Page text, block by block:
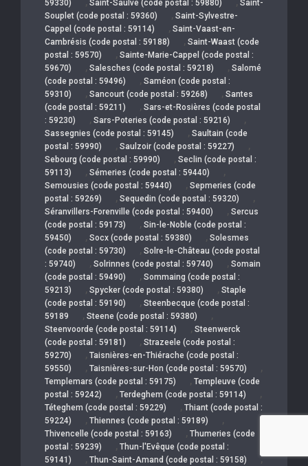
59330)
Saint-Saulve (code postal : 59880)
Saint-
Souplet (code postal : 59360)
, Saint-Sylvestre-
Cappel (code postal : 59114)
, Saint-Vaast-en-
Cambrésis (code postal : 59188)
, Saint-Waast (code
postal : 59570)
, Sainte-Marie-Cappel (code postal :
59670)
, Salesches (code postal : 59218) , Salomé
(code postal : 59496)
, Saméon (code postal :
59310)
, Sancourt (code postal : 59268) , Santes
(code postal : 59211)
, Sars-et-Rosières (code postal
: 59230)
, Sars-Poteries (code postal : 59216) ,
Sassegnies (code postal : 59145) , Saultain (code
postal : 59990)
, Saulzoir (code postal : 59227) ,
Sebourg (code postal : 59990) , Seclin (code postal :
59113)
, Sémeries (code postal : 59440) ,
Semousies (code postal : 59440) , Sepmeries (code
postal : 59269)
, Sequedin (code postal : 59320) ,
Séranvillers-Forenville (code postal : 59400) , Sercus
(code postal : 59173)
, Sin-le-Noble (code postal :
59450)
, Socx (code postal : 59380) , Solesmes
(code postal : 59730)
, Solre-le-Château (code postal
: 59740)
, Solrinnes (code postal : 59740) , Somain
(code postal : 59490)
, Sommaing (code postal :
59213)
, Spycker (code postal : 59380) , Staple
(code postal : 59190)
, Steenbecque (code postal :
59189
, Steene (code postal : 59380) ,
Steenvoorde (code postal : 59114) , Steenwerck
(code postal : 59181)
, Strazeele (code postal :
59270)
, Taisnières-en-Thiérache (code postal :
59550)
, Taisnières-sur-Hon (code postal : 59570) ,
Templemars (code postal : 59175) , Templeuve (code
postal : 59242)
, Terdeghem (code postal : 59114) ,
Téteghem (code postal : 59229) , Thiant (code postal :
59224)
, Thiennes (code postal : 59189) ,
Thivencelle (code postal : 59163) , Thumeries (code
postal : 59239)
, Thun-l'Evêque (code postal :
59141)
, Thun-Saint-Amand (code postal : 59158) ,